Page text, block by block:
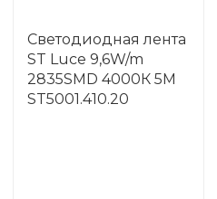
Светодиодная лента
ST Luce 9,6W/m
2835SMD 4000К 5M
ST5001.410.20